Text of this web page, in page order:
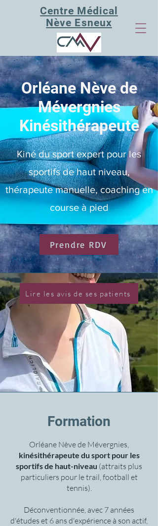
Centre Médical
Nève Esneux
Orléane Nève de
Mévergnies
Kinésithérapeute
Kiné du sport expert pour les
sportifs de haut niveau,
thérapeute manuelle,coaching en
course à pied
Prendre RDV
Lire les avis de ses patients
Formation
Orléane Nève de Mévergnies,
kinésithérapeute du sport pour les
sportifs de haut-niveau (attraits plus
particuliers pour le trail, football et
tennis).
Déconventionnée, avec 7 années
d'études et 6 ans d'expérience à son actif,